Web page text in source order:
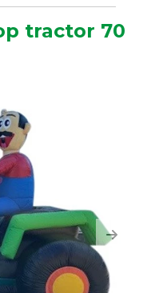
tractor 70
Next